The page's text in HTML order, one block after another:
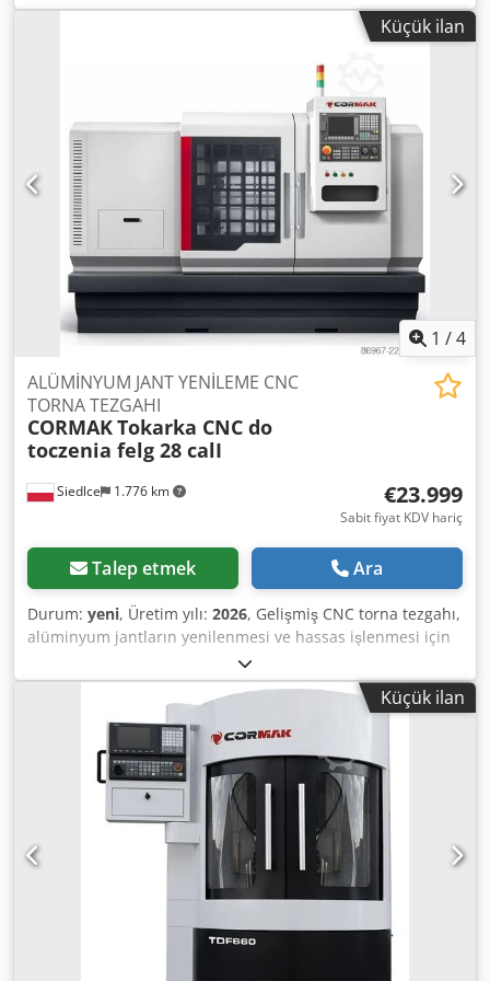
özelliklerini ekteki PDF dosyasında bulabilirsiniz. Tornalar,
özellikle nişan yüzükleri ve bileziklerin işlenmesi için özel
farklı makinede yapılması, yüksek bir üretim verimliliği
sağlar. Gerekli tüm tornalama işlemleri (düz yüzey
işlemesi, yuvarlatma, yan yüzey işlemesi ve pah kırma),
makinelerde herhangi bir değişiklik veya yeniden
düzenleme yapmadan ardışık olarak gerçekleştirilebilir.
Teknik özellikler: TLI 10 Parametre Değer Motor 0,55 kW,
elektrikli frenli Güç kaynağı 380 V / 50 Hz Csdpfey S Sz Rsx
Ah Rerf Devir kontrolü potansiyometre Devir aralığı 0–1400
dev/dak Boyutlar 100 × 70 × 130 cm Ağırlık 170–190 kg
Küçük ilan
1 /4
Siedlce 1.776 km
ALÜMİNYUM JANT YENİLEME CNC
TORNA TEZGAHI
CORMAKTokarka CNC do
toczenia felg 28 calI
€23.999
Sabit fiyat KDV hariç
Talep etmek Ara
Durum: yeni, Üretim yılı: 2026, Gelişmiş CNC torna tezgahı,
alüminyum jantların yenilenmesi ve hassas işlenmesi için
vazgeçilmez bir araçtır. Bu cihaz, yüzeylerin profesyonel
şekilde işlenmesini, hasarların giderilmesini ve jantlara
yeni bir görünüm kazandırmayı sağlar. Torna tezgahı, hızlı
işleme döngülerinin programlanmasına izin veren ve aynı
zamanda mükemmel tekrarlanabilirlik ve işlenen yüzeyde
yüksek kalite sağlayan gelişmiş bir CNC kontrol sistemi ile
donatılmıştır. Kompakt boyutları ve ergonomik tasarımı
sayesinde cihaz, çalışma alanına mükemmel şekilde uyum
sağlar. Alüminyum jantlarla çalışmak için verimli ve hassas
bir çözüm arayan profesyoneller için mükemmel bir
seçimdir. Teknik Özellikler YATAK ÜZERİNDEKİ MAKSİMUM
A2-6 MİL GEÇİŞİ 60 mm PENSESİ manuel, MAKSİMUM MİL
Küçük ilan